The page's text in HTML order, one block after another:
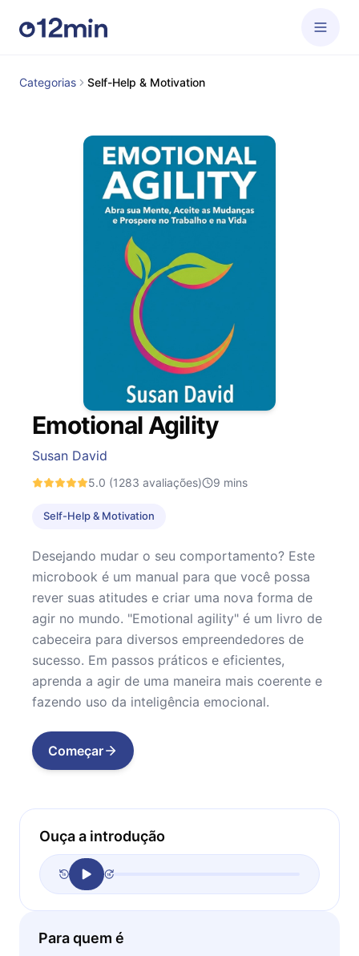
Categorias Self-Help & Motivation
Emotional Agility
Susan David
5.0 (1283 avaliações) 9 mins
Self-Help & Motivation
Desejando mudar o seu comportamento? Este
microbook é um manual para que você possa
rever suas atitudes e criar uma nova forma de
agir no mundo. "Emotional agility" é um livro de
cabeceira para diversos empreendedores de
sucesso. Em passos práticos e eficientes,
aprenda a agir de uma maneira mais coerente e
fazendo uso da inteligência emocional.
Começar
Ouça a introdução
Para quem é